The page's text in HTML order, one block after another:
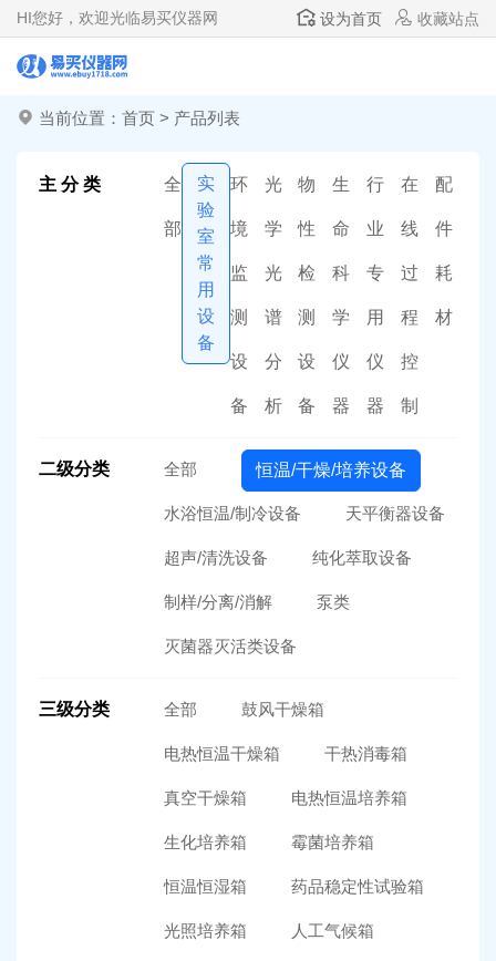
HI您好，欢迎光临易买仪器网 设为首页 收藏站点
当前位置： 首页 > 产品列表
主 分 类 全
部
实
验
室
常
用
设
备
环
境
监
测
设
备
光
学
光
谱
分
析
物
性
检
测
设
备
生
命
科
学
仪
器
行
业
专
用
仪
器
在
线
过
程
控
制
配
件
耗
材
二级分类 全部 恒温/干燥/培养设备
水浴恒温/制冷设备 天平衡器设备
超声/清洗设备 纯化萃取设备
制样/分离/消解 泵类
灭菌器灭活类设备
三级分类 全部 鼓风干燥箱
电热恒温干燥箱 干热消毒箱
真空干燥箱 电热恒温培养箱
生化培养箱 霉菌培养箱
恒温恒湿箱 药品稳定性试验箱
光照培养箱 人工气候箱